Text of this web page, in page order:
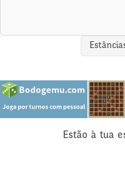
Estão à tua